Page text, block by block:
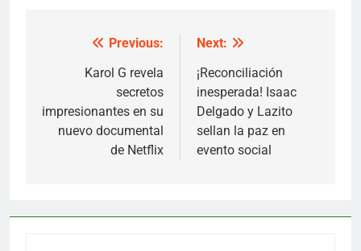
navigation
Previous:
Karol G revela
secretos
impresionantes en su
nuevo documental
de Netflix
Next:
¡Reconciliación
inesperada! Isaac
Delgado y Lazito
sellan la paz en
evento social